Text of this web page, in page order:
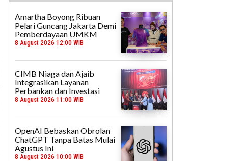
Amartha Boyong Ribuan
Pelari Guncang Jakarta Demi
Pemberdayaan UMKM
8 August 2026 12:00 WIB
CIMB Niaga dan Ajaib
Integrasikan Layanan
Perbankan dan Investasi
8 August 2026 11:00 WIB
OpenAI Bebaskan Obrolan
ChatGPT Tanpa Batas Mulai
Agustus Ini
8 August 2026 10:00 WIB